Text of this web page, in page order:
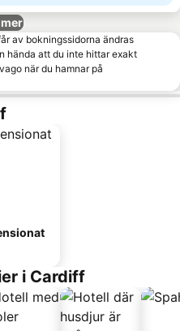
av bokningssidorna ändras
hända att du inte hittar exakt
när du hamnar på
i Cardiff